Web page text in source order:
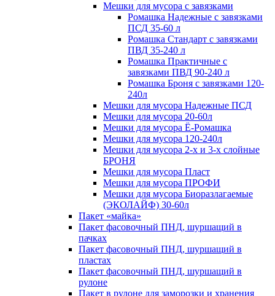
Мешки для мусора с завязками
Ромашка Надежные с завязками
ПСД 35-60 л
Ромашка Стандарт с завязками
ПВД 35-240 л
Ромашка Практичные с
завязками ПВД 90-240 л
Ромашка Броня с завязками 120-
240л
Мешки для мусора Надежные ПСД
Мешки для мусора 20-60л
Мешки для мусора Ё-Ромашка
Мешки для мусора 120-240л
Мешки для мусора 2-х и 3-х слойные
БРОНЯ
Мешки для мусора Пласт
Мешки для мусора ПРОФИ
Мешки для мусора Биоразлагаемые
(ЭКОЛАЙФ) 30-60л
Пакет «майка»
Пакет фасовочный ПНД, шуршащий в
пачках
Пакет фасовочный ПНД, шуршащий в
пластах
Пакет фасовочный ПНД, шуршащий в
рулоне
Пакет в рулоне для заморозки и хранения